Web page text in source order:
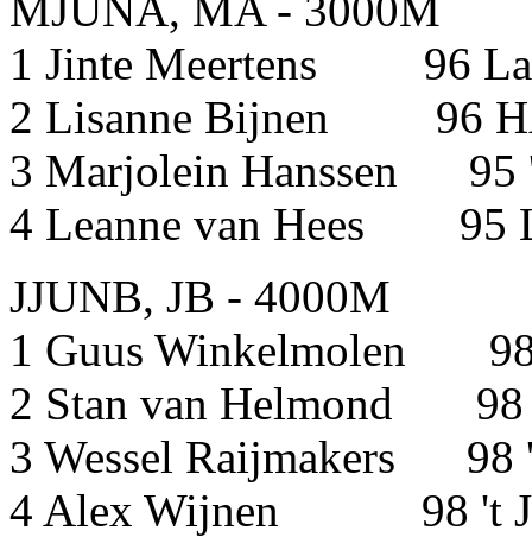
MJUNA, MA - 3000M
1 Jinte Meertens 96
2 Lisanne Bijnen
3 Marjolein Hanssen
4 Leanne van Hees 95
JJUNB, JB - 4000M
1 Guus
2 Stan van Helmond
3 Wessel Raijmakers
4 Alex Wijnen 98 't